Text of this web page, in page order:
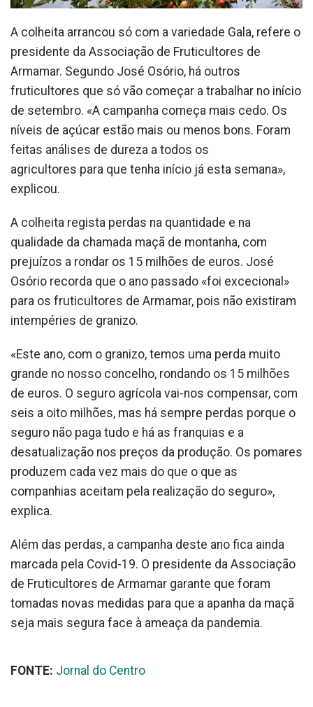
A colheita arrancou só com a variedade Gala, refere o
presidente da Associação de Fruticultores de
Armamar. Segundo José Osório, há outros
fruticultores que só vão começar a trabalhar no início
de setembro. «A campanha começa mais cedo. Os
níveis de açúcar estão mais ou menos bons. Foram
feitas análises de dureza a todos os
agricultores para que tenha início já esta semana»,
explicou.
A colheita regista perdas na quantidade e na
qualidade da chamada maçã de montanha, com
prejuízos a rondar os 15 milhões de euros. José
Osório recorda que o ano passado «foi excecional»
para os fruticultores de Armamar, pois não existiram
intempéries de granizo.
«Este ano, com o granizo, temos uma perda muito
grande no nosso concelho, rondando os 15 milhões
de euros. O seguro agrícola vai-nos compensar, com
seis a oito milhões, mas há sempre perdas porque o
seguro não paga tudo e há as franquias e a
desatualização nos preços da produção. Os pomares
produzem cada vez mais do que o que as
companhias aceitam pela realização do seguro»,
explica.
Além das perdas, a campanha deste ano fica ainda
marcada pela Covid-19. O presidente da Associação
de Fruticultores de Armamar garante que foram
tomadas novas medidas para que a apanha da maçã
seja mais segura face à ameaça da pandemia.
FONTE: Jornal do Centro